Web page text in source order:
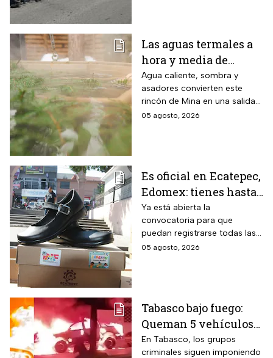
Las aguas termales a
hora y media de
Monterrey, Nuevo
León, donde la
entrada cuesta desde
$30 pesos y este grupo
Agua caliente, sombra y
asadores convierten este
rincón de Mina en una salida
sencilla para pasar el día en
05 agosto, 2026
Es oficial en Ecatepec,
Edomex: tienes hasta
el 14 de agosto para
cobrar apoyo de $400
para los zapatos de tus
hijos o nietos
Ya está abierta la
convocatoria para que
puedan registrarse todas las
familias con niños de escuelas
05 agosto, 2026
Tabasco bajo fuego:
Queman 5 vehículos
en Villahermosa y
En Tabasco, los grupos
criminales siguen imponiendo